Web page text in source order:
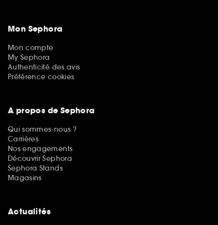
Mon Sephora
Mon compte
My Sephora
Authenticité des avis
Préférence cookies
A propos de Sephora
Qui sommes-nous ?
Carrières
Nos engagements
Découvrir Sephora
Sephora Stands
Magasins
Actualités